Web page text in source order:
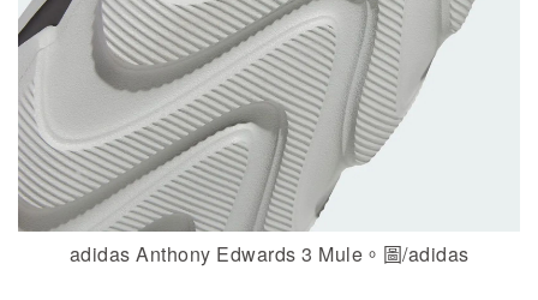
adidas Anthony Edwards 3 Mule。圖/adidas